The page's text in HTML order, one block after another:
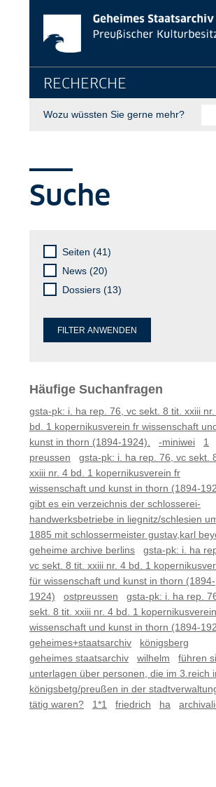
Springe direkt zu:
Suche -
Hauptnavigation
RECHERCHE
Suche
Wozu wüssten Sie gerne mehr?
Suche
Seiten (41)
News (20)
Dossiers (13)
Häufige Suchanfragen
gsta-pk: i. ha rep. 76, vc sekt. 8 tit. xxiii
bd. 1 kopernikusverein fr wissenschaft
kunst in thorn (1894-1924).
-miniwei
1
preussen
gsta-pk: i. ha rep. 76, vc sekt.
xxiii nr. 4 bd. 1 kopernikusverein fr
wissenschaft und kunst in thorn (1894-
gibt es ein verzeichnis der schlosserei-
handwerksbetriebe in liegnitz/schlesien
1885 mit schlossermeister gustav,karl
geheime archive berlins
gsta-pk: i. ha
vc sekt. 8 tit. xxiii nr. 4 bd. 1
für wissenschaft und kunst in thorn (1894-
1924)
ostpreussen
gsta-pk: i. ha rep.
sekt. 8 tit. xxiii nr. 4 bd. 1
wissenschaft und kunst in thorn (1894-
geheimes+staatsarchiv
königsberg
geheimes staatsarchiv
wilhelm
führen
unterlagen über personen, die im 3.reich
königsbetg/preußen in der
tätig waren?
1*1 friedrich ha